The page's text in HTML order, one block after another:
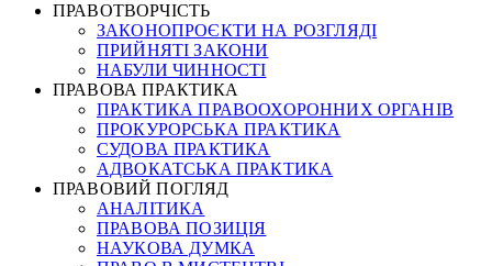
ПРАВОТВОРЧІСТЬ
ЗАКОНОПРОЄКТИ НА РОЗГЛЯДІ
ПРИЙНЯТІ ЗАКОНИ
НАБУЛИ ЧИННОСТІ
ПРАВОВА ПРАКТИКА
ПРАКТИКА ПРАВООХОРОННИХ ОРГАНІВ
ПРОКУРОРСЬКА ПРАКТИКА
СУДОВА ПРАКТИКА
АДВОКАТСЬКА ПРАКТИКА
ПРАВОВИЙ ПОГЛЯД
АНАЛІТИКА
ПРАВОВА ПОЗИЦІЯ
НАУКОВА ДУМКА